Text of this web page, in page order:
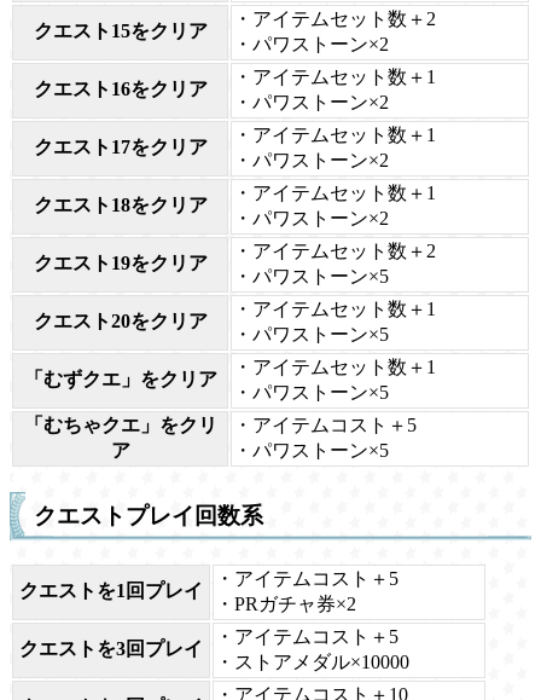
クエスト15をクリア
・アイテムセット数＋2
・パワストーン×2
クエスト16をクリア
・アイテムセット数＋1
・パワストーン×2
クエスト17をクリア
・アイテムセット数＋1
・パワストーン×2
クエスト18をクリア
・アイテムセット数＋1
・パワストーン×2
クエスト19をクリア
・アイテムセット数＋2
・パワストーン×5
クエスト20をクリア
・アイテムセット数＋1
・パワストーン×5
「むずクエ」をクリア
・アイテムセット数＋1
・パワストーン×5
「むちゃクエ」をクリ
ア
・アイテムコスト＋5
・パワストーン×5
クエストプレイ回数系
クエストを1回プレイ
・アイテムコスト＋5
・PRガチャ券×2
クエストを3回プレイ
・アイテムコスト＋5
・ストアメダル×10000
・アイテムコスト＋10